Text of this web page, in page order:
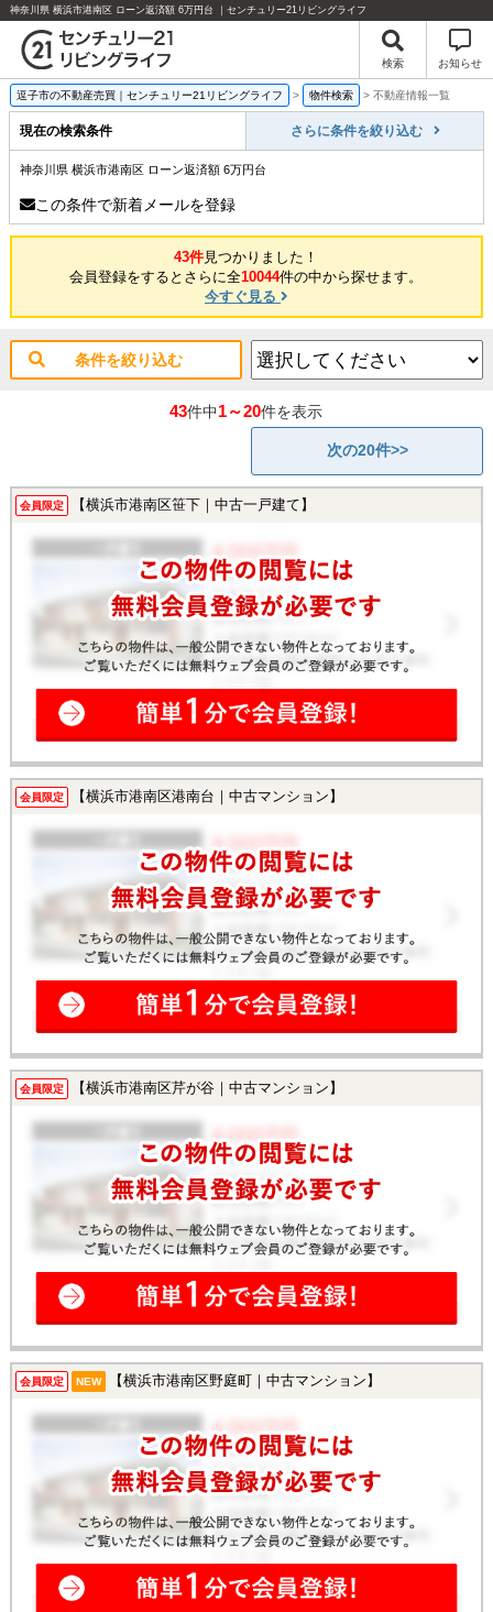
神奈川県 横浜市港南区 ローン返済額 6万円台 ｜センチュリー21リビングライフ
検索 お知らせ
逗子市の不動産売買｜センチュリー21リビングライフ > 物件検索 > 不動産情報一覧
現在の検索条件 さらに条件を絞り込む
神奈川県 横浜市港南区 ローン返済額 6万円台
この条件で新着メールを登録
43件見つかりました！
会員登録をするとさらに全10044件の中から探せます。
今すぐ見る
条件を絞り込む
43件中1～20件を表示
次の20件>>
会員限定 【横浜市港南区笹下｜中古一戸建て】
会員限定 【横浜市港南区港南台｜中古マンション】
会員限定 【横浜市港南区芹が谷｜中古マンション】
会員限定 NEW 【横浜市港南区野庭町｜中古マンション】